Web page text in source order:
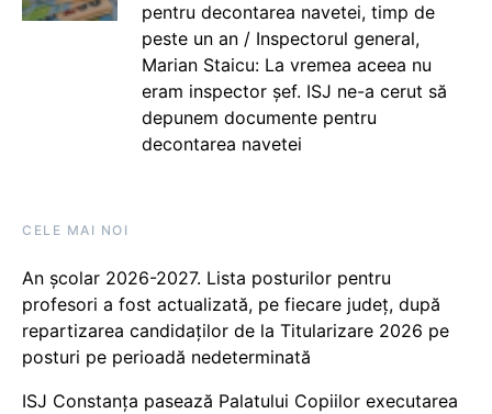
pentru decontarea navetei, timp de
peste un an / Inspectorul general,
Marian Staicu: La vremea aceea nu
eram inspector șef. ISJ ne-a cerut să
depunem documente pentru
decontarea navetei
CELE MAI NOI
An școlar 2026-2027. Lista posturilor pentru
profesori a fost actualizată, pe fiecare județ, după
repartizarea candidaților de la Titularizare 2026 pe
posturi pe perioadă nedeterminată
ISJ Constanța pasează Palatului Copiilor executarea